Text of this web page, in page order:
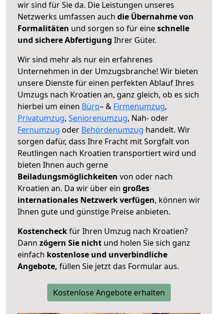
wir sind für Sie da. Die Leistungen unseres
Netzwerks umfassen auch die Übernahme von
Formalitäten und sorgen so für eineschnelle
und sichere Abfertigung Ihrer Güter.
Wir sind mehr als nur ein erfahrenes
Unternehmen in der Umzugsbranche! Wir bieten
unsere Dienste für einen perfekten Ablauf Ihres
Umzugs nach Kroatien an, ganz gleich, ob es sich
hierbei um einen Büro– & Firmenumzug,
Privatumzug, Seniorenumzug, Nah- oder
Fernumzug oder Behördenumzug handelt. Wir
sorgen dafür, dass Ihre Fracht mit Sorgfalt von
Reutlingen nach Kroatien transportiert wird und
bieten Ihnen auch gerne
Beiladungsmöglichkeiten von oder nach
Kroatien an. Da wir über ein großes
internationales Netzwerk verfügen, können wir
Ihnen gute und günstige Preise anbieten.
Kostencheckfür Ihren Umzug nach Kroatien?
Dann zögern Sie nicht und holen Sie sich ganz
einfach kostenlose und unverbindliche
Angebote, füllen Sie jetzt das Formular aus.
Kostenlose Angebote erhalten